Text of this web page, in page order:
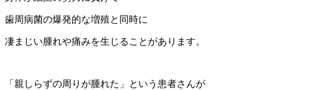
歯周病菌の爆発的な増殖と同時に
凄まじい腫れや痛みを生じることがあります。
「親しらずの周りが腫れた」という患者さんが